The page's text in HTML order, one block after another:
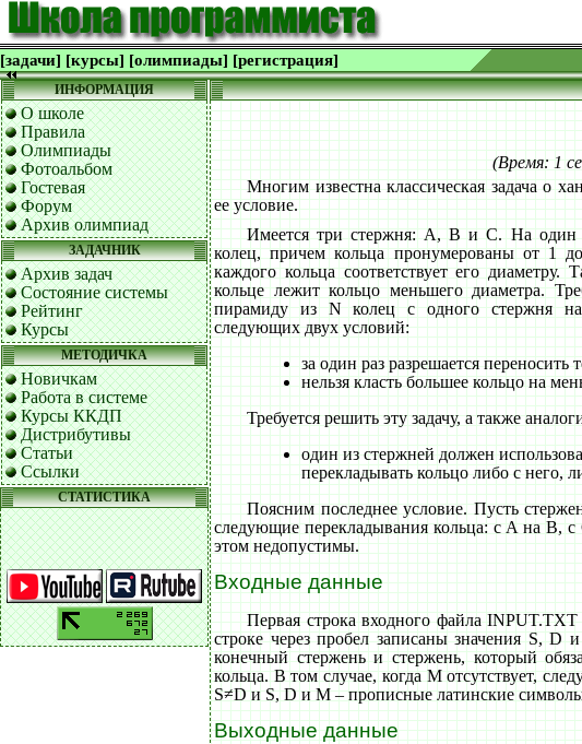
[задачи] [курсы] [олимпиады] [регистрация]
ИНФОРМАЦИЯ
О школе
Правила
Олимпиады
Фотоальбом
Гостевая
Форум
Архив олимпиад
ЗАДАЧНИК
Архив задач
Состояние системы
Рейтинг
Курсы
МЕТОДИЧКА
Новичкам
Работа в системе
Курсы ККДП
Дистрибутивы
Статьи
Ссылки
СТАТИСТИКА
(Время: 1
Многим известна классическая задача о
ее условие.
Имеется три стержня: A, B и C. На один
колец, причем кольца пронумерованы от 1
каждого кольца соответствует его
кольце лежит кольцо меньшего диаметра.
пирамиду из N колец с одного стержня
следующих двух условий:
за один раз разрешается переносить
нельзя класть большее кольцо на
Требуется решить эту задачу, а также
один из стержней должен
перекладывать кольцо либо с него,
Поясним последнее условие. Пусть
следующие перекладывания кольца: с A на B,
этом недопустимы.
Входные данные
Первая строка входного файла
строке через пробел записаны значения S, D
конечный стержень и стержень, который
кольца. В том случае, когда M отсутствует,
S≠D и S, D и M – прописные латинские
Выходные данные